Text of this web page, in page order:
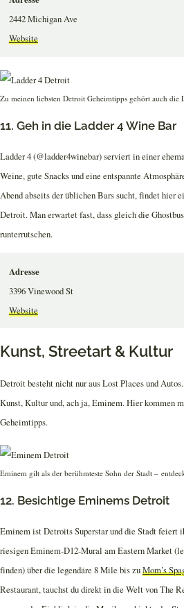
2442 Michigan Ave
Website
Zu meinen liebsten Detroit Geheimtipps gehört auch die
11. Geh in die Ladder 4 Wine Bar
Ladder 4 (@ladder4winebar) serviert in einer
Weine, gute Snacks und eine entspannte
Abend abseits der üblichen Bars sucht, findet hier
Detroit. Man erwartet fast, dass gleich die
runterrutschen.
Adresse
3396 Vinewood St
Website
Kunst, Streetart & Kultur
Detroit besteht nicht nur aus Lost Places und
Kunst, Kultur und, ach ja, Eminem. Hier kommen
Geheimtipps.
Eminem gilt als der berühmteste Sohn der Stadt –
12. Besichtige Eminems Detroit
Eminem ist Detroits Superstar und die Stadt feiert
riesigen Eminem-D12-Mural am Eastern Market
finden) über die legendäre 8 Mile bis zuMom’s
Restaurant, tauchst du direkt in die Welt von The